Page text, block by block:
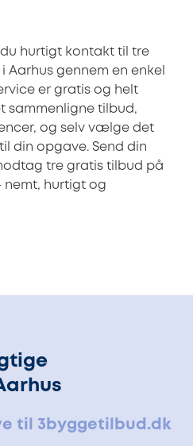
hurtigt kontakt til tre
gennem en enkel
er gratis og helt
sammenligne tilbud,
og selv vælge det
din opgave. Send din
tre gratis tilbud på
nemt, hurtigt og
til 3byggetilbud.dk